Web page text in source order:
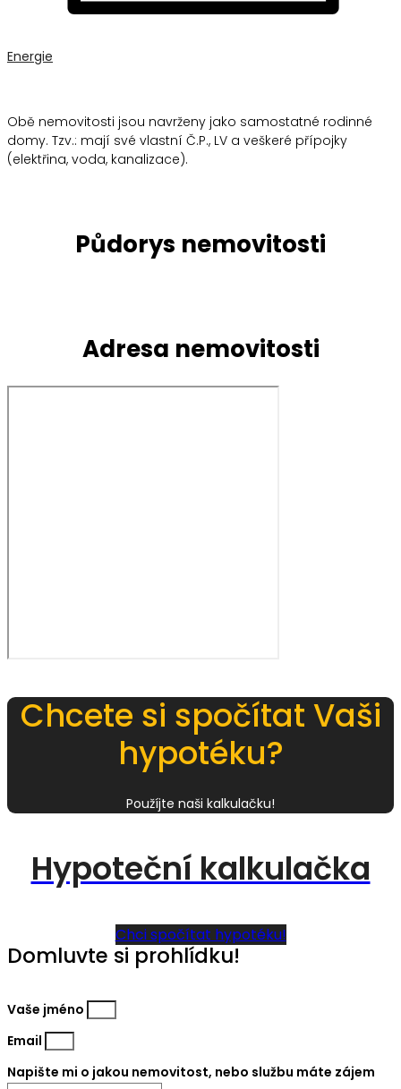
Energie
Obě nemovitosti jsou navrženy jako samostatné rodinné
domy. Tzv.: mají své vlastní Č.P., LV a veškeré přípojky
(elektřina, voda, kanalizace).
Půdorys nemovitosti
Adresa nemovitosti
Chcete si spočítat Vaši
hypotéku?
Použíjte naši kalkulačku!
Hypoteční kalkulačka
Chci spočítat hypotéku!
Domluvte si prohlídku!
Vaše jméno
Email
Napište mi o jakou nemovitost, nebo službu máte zájem